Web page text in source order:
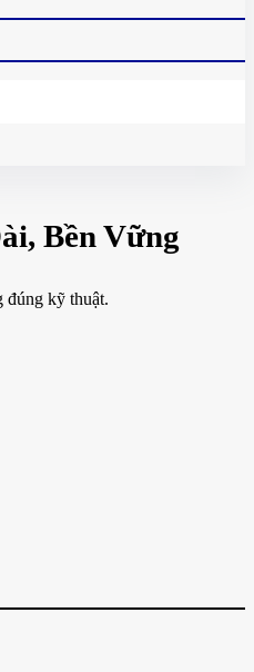
Bền Vững
đúng kỹ thuật.